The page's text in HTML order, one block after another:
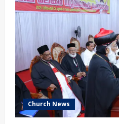
ആത്മീയതയും
അനിവാര്യം:
അഭിവന്ദ്യ
മോർ
തീമോത്തിയോസ്
മാത്യൂസ്
മെത്രാപ്പോലീത്ത
Church News